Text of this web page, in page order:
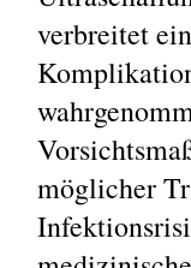
verbreitet
möglicher